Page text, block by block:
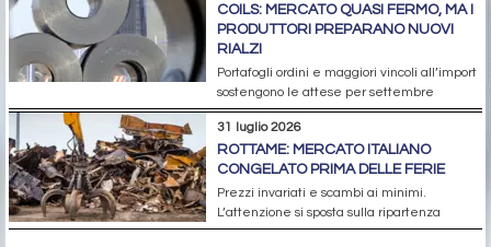
COILS: MERCATO QUASI FERMO, MA I
PRODUTTORI PREPARANO NUOVI
RIALZI
Portafogli ordini e maggiori vincoli all’import
sostengono le attese per settembre
31 luglio 2026
ROTTAME: MERCATO ITALIANO
CONGELATO PRIMA DELLE FERIE
Prezzi invariati e scambi ai minimi.
L’attenzione si sposta sulla ripartenza